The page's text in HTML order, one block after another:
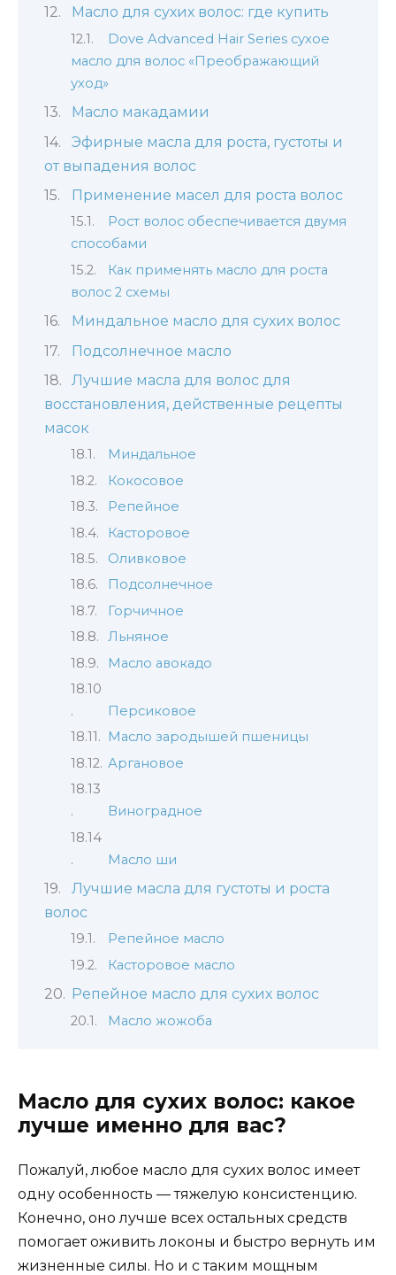
Масло для сухих волос: где купить
Dove Advanced Hair Series сухое
масло для волос «Преображающий
уход»
Масло макадамии
Эфирные масла для роста, густоты и
от выпадения волос
Применение масел для роста волос
Рост волос обеспечивается двумя
способами
Как применять масло для роста
волос 2 схемы
Миндальное масло для сухих волос
Подсолнечное масло
Лучшие масла для волос для
восстановления, действенные рецепты
масок
Миндальное
Кокосовое
Репейное
Касторовое
Оливковое
Подсолнечное
Горчичное
Льняное
Масло авокадо
Персиковое
Масло зародышей пшеницы
Аргановое
Виноградное
Масло ши
Лучшие масла для густоты и роста
волос
Репейное масло
Касторовое масло
Репейное масло для сухих волос
Масло жожоба
Масло для сухих волос: какое
лучше именно для вас?
Пожалуй, любое масло для сухих волос имеет
одну особенность — тяжелую консистенцию.
Конечно, оно лучше всех остальных средств
помогает оживить локоны и быстро вернуть им
жизненные силы. Но и с таким мощным